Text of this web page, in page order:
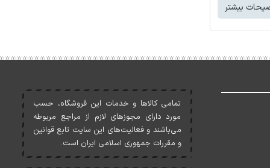
بیشتر
تمامی کالاها و خدمات اين فروشگاه، حسب
مورد دارای مجوزهای لازم از مراجع مربوطه
می‌باشند و فعاليت‌های اين سايت تابع قوانين
و مقررات جمهوری اسلامی ايران است.